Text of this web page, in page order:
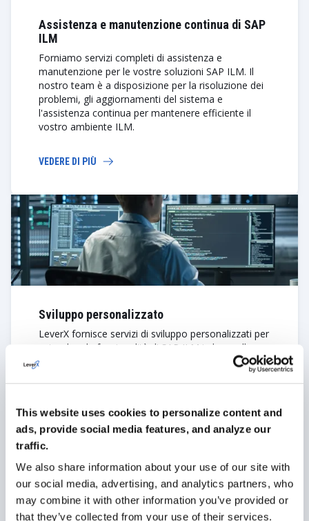
This website uses cookies to personalize content and
ads, provide social media features, and analyze our
traffic.
We also share information about your use of our site with
our social media, advertising, and analytics partners, who
may combine it with other information you’ve provided or
that they’ve collected from your use of their services.
Assistenza e manutenzione continua di SAP
ILM
Forniamo servizi completi di assistenza e
manutenzione per le vostre soluzioni SAP ILM. Il
nostro team è a disposizione per la risoluzione dei
problemi, gli aggiornamenti del sistema e
l'assistenza continua per mantenere efficiente il
vostro ambiente ILM.
VEDERE DI PIÙ
Sviluppo personalizzato
LeverX fornisce servizi di sviluppo personalizzati per
estendere le funzionalità di SAP ILM in base alle
vostre esigenze aziendali. Sia che si tratti di creare
nuove funzionalità o di potenziare quelle esistenti,
VEDERE DI PIÙ